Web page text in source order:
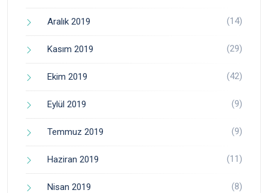
Aralık 2019 (14)
Kasım 2019 (29)
Ekim 2019 (42)
Eylül 2019 (9)
Temmuz 2019 (9)
Haziran 2019 (11)
Nisan 2019 (8)